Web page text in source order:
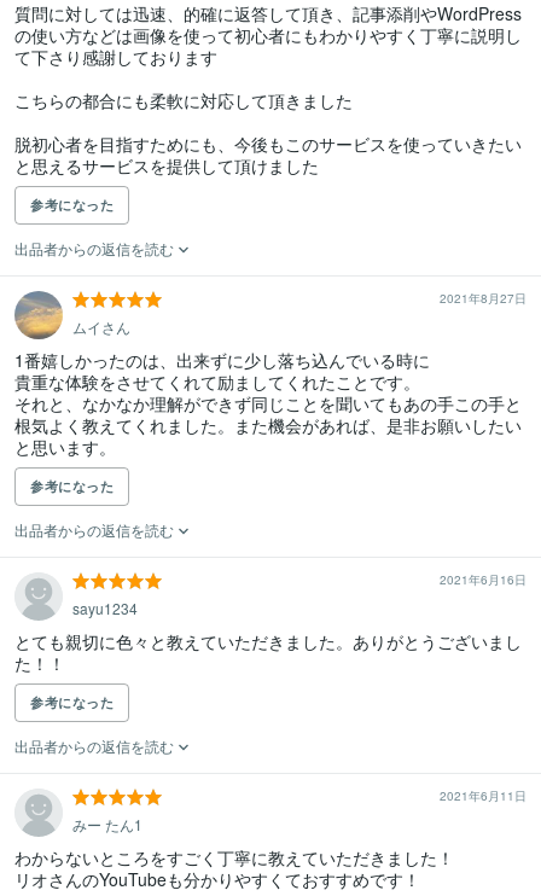
質問に対しては迅速、的確に返答して頂き、記事添削やWordPress
の使い方などは画像を使って初心者にもわかりやすく丁寧に説明し
て下さり感謝しております
こちらの都合にも柔軟に対応して頂きました
脱初心者を目指すためにも、今後もこのサービスを使っていきたい
と思えるサービスを提供して頂けました
参考になった
出品者からの返信を読む
2021年8月27日
ムイさん
1番嬉しかったのは、出来ずに少し落ち込んでいる時に
貴重な体験をさせてくれて励ましてくれたことです。
それと、なかなか理解ができず同じことを聞いてもあの手この手と
根気よく教えてくれました。また機会があれば、是非お願いしたい
と思います。
参考になった
出品者からの返信を読む
2021年6月16日
sayu1234
とても親切に色々と教えていただきました。ありがとうございまし
た！！
参考になった
出品者からの返信を読む
2021年6月11日
みー たん1
わからないところをすごく丁寧に教えていただきました！
リオさんのYouTubeも分かりやすくておすすめです！